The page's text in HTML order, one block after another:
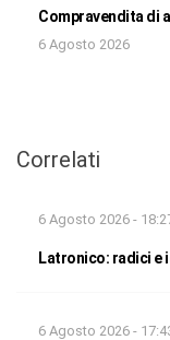
Compravendita di
6 Agosto 2026
Correlati
6 Agosto 2026 -
Latronico: radici e
6 Agosto 2026 -